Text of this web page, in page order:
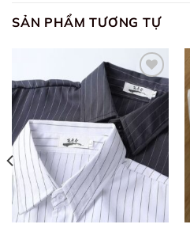
SẢN PHẨM TƯƠNG TỰ
Add to wishlist